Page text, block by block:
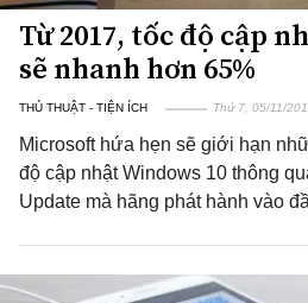
Từ 2017, tốc độ cập
sẽ nhanh hơn 65%
THỦ THUẬT - TIỆN ÍCH Thứ 7, 05/11/
Microsoft hứa hẹn sẽ giới hạn
độ cập nhật Windows 10 thông
Update mà hãng phát hành vào